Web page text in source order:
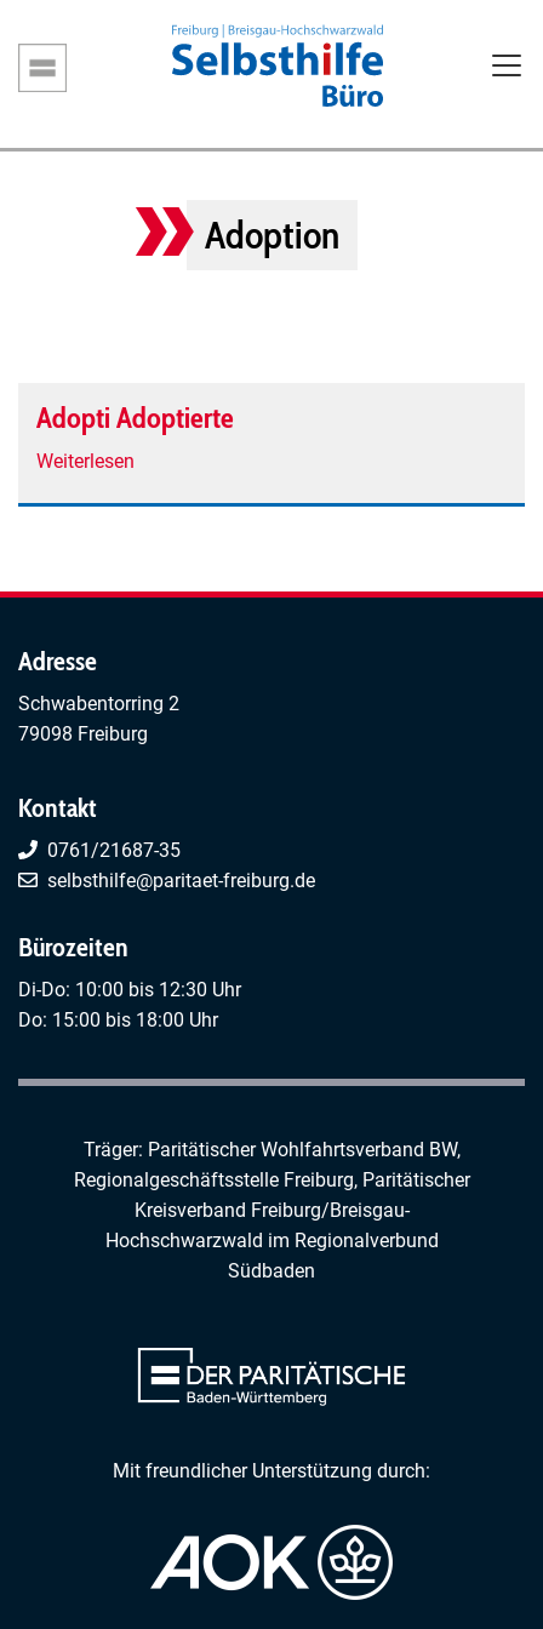
zum
Inhalt
Hauptnavigation
Adoption
Adopti Adoptierte
Weiterlesen
Adresse
Schwabentorring 2
79098 Freiburg
Kontakt
0761/21687-35
selbsthilfe@paritaet-freiburg.de
Bürozeiten
Di-Do: 10:00 bis 12:30 Uhr
Do: 15:00 bis 18:00 Uhr
Träger: Paritätischer Wohlfahrtsverband BW,
Regionalgeschäftsstelle Freiburg, Paritätischer
Kreisverband Freiburg/Breisgau-
Hochschwarzwald im Regionalverbund
Südbaden
Mit freundlicher Unterstützung durch: